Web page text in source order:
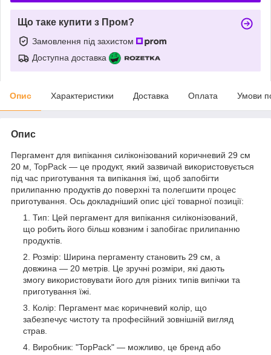
Що таке купити з Пром?
Замовлення під захистом
Доступна доставка
Опис Характеристики Доставка Оплата Умови
Опис
Пергамент для випікання силіконізований коричневий 29 см
20 м, TopPack — це продукт, який зазвичай використовується
під час приготування та випікання їжі, щоб запобігти
прилипанню продуктів до поверхні та полегшити процес
приготування. Ось докладніший опис цієї товарної позиції:
Тип: Цей пергамент для випікання силіконізований,
що робить його більш ковзним і запобігає прилипанню
продуктів.
Розмір: Ширина пергаменту становить 29 см, а
довжина — 20 метрів. Це зручні розміри, які дають
змогу використовувати його для різних типів випічки та
приготування їжі.
Колір: Пергамент має коричневий колір, що
забезпечує чистоту та професійний зовнішній вигляд
страв.
Виробник: "TopPack" — можливо, це бренд або